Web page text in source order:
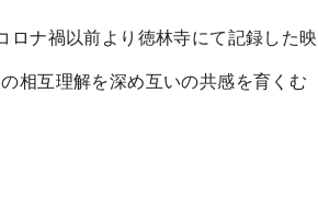
ナ禍以前より徳林寺にて記録した映
相互理解を深め互いの共感を育くむ